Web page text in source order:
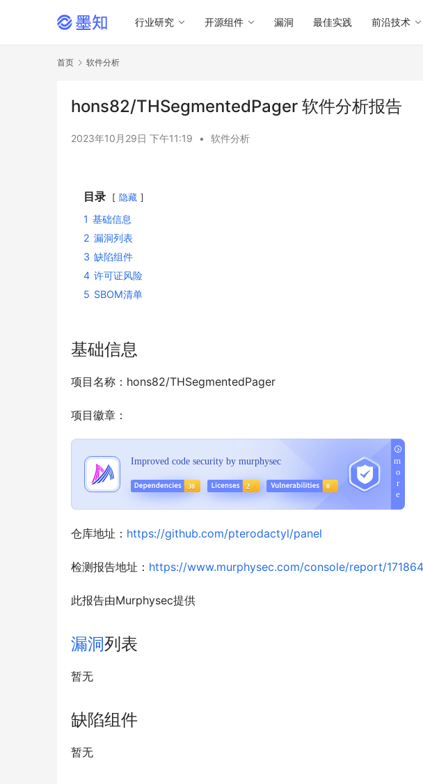
行业研究 开源组件 漏洞 最佳实践 前沿技术
首页 软件分析
hons82/THSegmentedPager 软件分析报告
2023年10月29日 下午11:19 • 软件分析
目录 隐藏
1 基础信息
2 漏洞列表
3 缺陷组件
4 许可证风险
5 SBOM清单
基础信息
项目名称：hons82/THSegmentedPager
项目徽章：
仓库地址： https://github.com/pterodactyl/panel
检测报告地址： https://www.murphysec.com/console/report/
此报告由Murphysec提供
漏洞列表
暂无
缺陷组件
暂无